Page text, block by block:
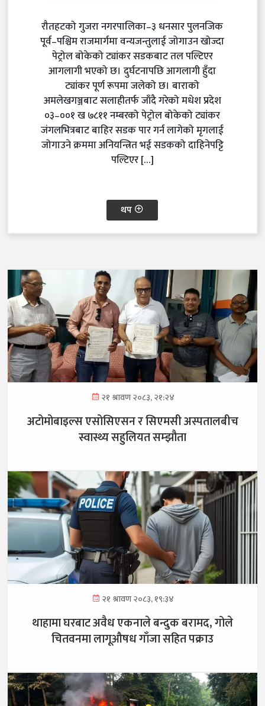
रौतहटको गुजरा नगरपालिका–३ धनसार पुलनजिक
पूर्व–पश्चिम राजमार्गमा वन्यजन्तुलाई जोगाउन खोज्दा
पेट्रोल बोकेको ट्यांकर सडकबाट तल पल्टिएर
आगलागी भएको छ। दुर्घटनापछि आगलागी हुँदा
ट्यांकर पूर्ण रूपमा जलेको छ। बाराको
अमलेखगञ्जबाट सलाहीतर्फ जाँदै गरेको मधेश प्रदेश
०३–००१ ख ७८११ नम्बरको पेट्रोल बोकेको ट्यांकर
जंगलभित्रबाट बाहिर सडक पार गर्न लागेको मृगलाई
जोगाउने क्रममा अनियन्त्रित भई सडकको दाहिनेपट्टि
पल्टिएर […]
थप
२१ श्रावण २०८३, २१:२४
अटोमोबाइल्स एसोसिएसन र सिएमसी अस्पतालबीच
स्वास्थ्य सहुलियत सम्झौता
२१ श्रावण २०८३, १९:३४
थाहामा घरबाट अवैध एकनाले बन्दुक बरामद, गोले
चितवनमा लागूऔषध गाँजा सहित पक्राउ